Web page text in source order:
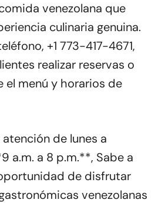
venezolana que
culinaria genuina.
+1 773-417-4671,
realizar reservas o
el menú y horarios de
de lunes a
a.m. a 8 p.m.**, Sabe a
de disfrutar
venezolanas